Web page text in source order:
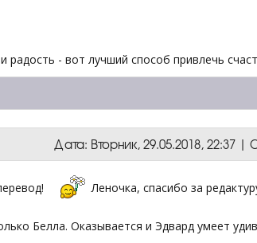
радость - вот лучший способ привлечь
Дата: Вторник, 29.05.2018, 22:37
Леночка, спасибо за
Белла. Оказывается и Эдвард умеет